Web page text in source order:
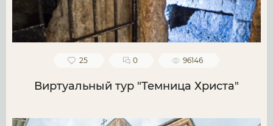
25 0 96146
Виртуальный тур "Темница Христа"